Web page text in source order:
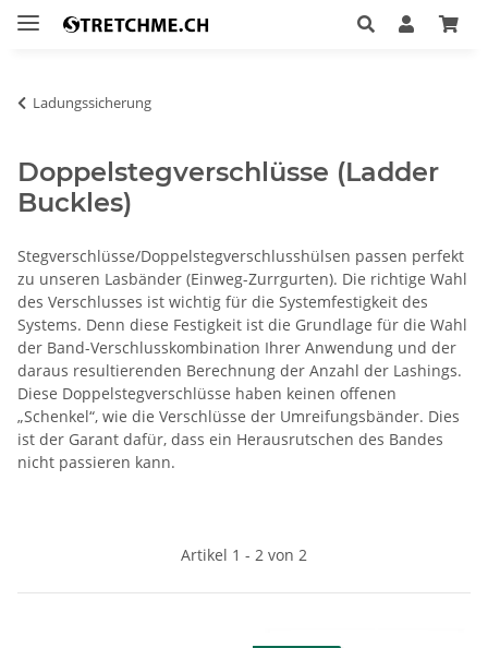
Ladungssicherung
Doppelstegverschlüsse (Ladder
Buckles)
Stegverschlüsse/Doppelstegverschlusshülsen passen perfekt
zu unseren Lasbänder (Einweg-Zurrgurten). Die richtige Wahl
des Verschlusses ist wichtig für die Systemfestigkeit des
Systems. Denn diese Festigkeit ist die Grundlage für die Wahl
der Band-Verschlusskombination Ihrer Anwendung und der
daraus resultierenden Berechnung der Anzahl der Lashings.
Diese Doppelstegverschlüsse haben keinen offenen
„Schenkel“, wie die Verschlüsse der Umreifungsbänder. Dies
ist der Garant dafür, dass ein Herausrutschen des Bandes
nicht passieren kann.
Artikel 1 - 2 von 2